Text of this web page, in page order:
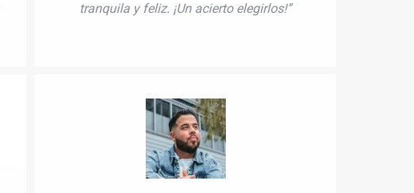
tranquila y feliz. ¡Un acierto elegirlos!”